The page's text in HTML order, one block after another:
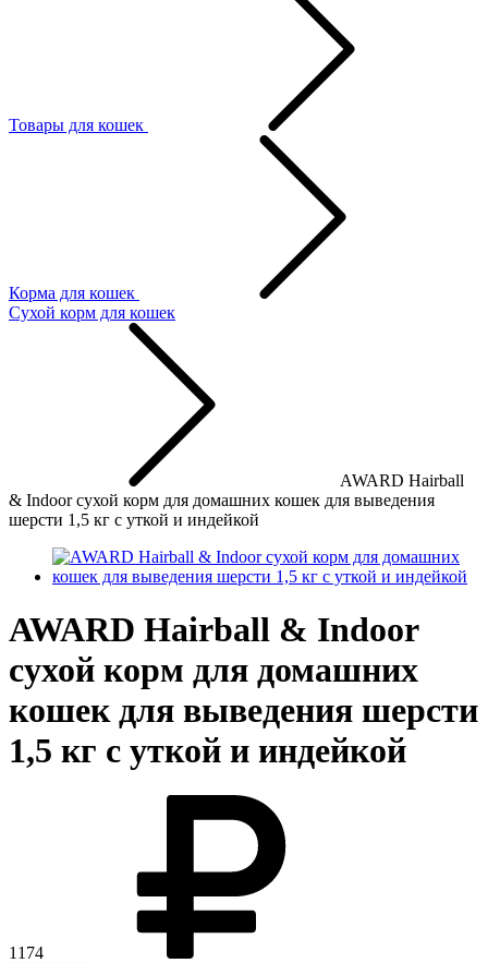
Товары для кошек
Корма для кошек
Сухой корм для кошек
AWARD Hairball
& Indoor сухой корм для домашних кошек для выведения
шерсти 1,5 кг с уткой и индейкой
AWARD Hairball & Indoor
сухой корм для домашних
кошек для выведения шерсти
1,5 кг с уткой и индейкой
1174